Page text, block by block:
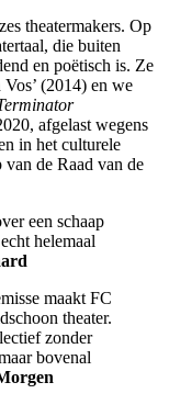
theatermakers. Op
die buiten
en poëtisch is. Ze
Vos’ (2014) en we
afgelast wegens
in het culturele
de Raad van de
een schaap
helemaal
maakt FC
theater.
zonder
bovenal